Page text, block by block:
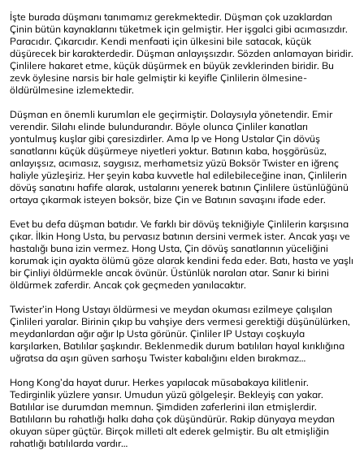
İşte burada düşmanı tanımamız gerekmektedir. Düşman çok uzaklardan
Çinin bütün kaynaklarını tüketmek için gelmiştir. Her işgalci gibi acımasızdır.
Paracıdır. Çıkarcıdır. Kendi menfaati için ülkesini bile satacak, küçük
düşürecek bir karakterdedir. Düşman anlayışsızdır. Sözden anlamayan biridir.
Çinlilere hakaret etme, küçük düşürmek en büyük zevklerinden biridir. Bu
zevk öylesine narsis bir hale gelmiştir ki keyifle Çinlilerin ölmesine-
öldürülmesine izlemektedir.
Düşman en önemli kurumları ele geçirmiştir. Dolaysıyla yönetendir. Emir
verendir. Silahı elinde bulundurandır. Böyle olunca Çinliler kanatları
yontulmuş kuşlar gibi çaresizdirler. Ama Ip ve Hong Ustalar Çin dövüş
sanatlarını küçük düşürmeye niyetleri yoktur. Batının kaba, hoşgörüsüz,
anlayışsız, acımasız, saygısız, merhametsiz yüzü Boksör Twister en iğrenç
haliyle yüzleşiriz. Her şeyin kaba kuvvetle hal edilebileceğine inan, Çinlilerin
dövüş sanatını hafife alarak, ustalarını yenerek batının Çinlilere üstünlüğünü
ortaya çıkarmak isteyen boksör, bize Çin ve Batının savaşını ifade eder.
Evet bu defa düşman batıdır. Ve farklı bir dövüş tekniğiyle Çinlilerin karşısına
çıkar. İlkin Hong Usta, bu pervasız batının dersini vermek ister. Ancak yaşı ve
hastalığı buna izin vermez. Hong Usta, Çin dövüş sanatlarının yüceliğini
korumak için ayakta ölümü göze alarak kendini feda eder. Batı, hasta ve yaşlı
bir Çinliyi öldürmekle ancak övünür. Üstünlük naraları atar. Sanır ki birini
öldürmek zaferdir. Ancak çok geçmeden yanılacaktır.
Twister’in Hong Ustayı öldürmesi ve meydan okuması ezilmeye çalışılan
Çinlileri yaralar. Birinin çıkıp bu vahşiye ders vermesi gerektiği düşünülürken,
meydanlardan ağır ağır Ip Usta görünür. Çinliler IP Ustayı coşkuyla
karşılarken, Batılılar şaşkındır. Beklenmedik durum batılıları hayal kırıklığına
uğratsa da aşırı güven sarhoşu Twister kabalığını elden bırakmaz…
Hong Kong’da hayat durur. Herkes yapılacak müsabakaya kilitlenir.
Tedirginlik yüzlere yansır. Umudun yüzü gölgeleşir. Bekleyiş can yakar.
Batılılar ise durumdan memnun. Şimdiden zaferlerini ilan etmişlerdir.
Batılıların bu rahatlığı halkı daha çok düşündürür. Rakip dünyaya meydan
okuyan süper güçtür. Birçok milleti alt ederek gelmiştir. Bu alt etmişliğin
rahatlığı batılılarda vardır…